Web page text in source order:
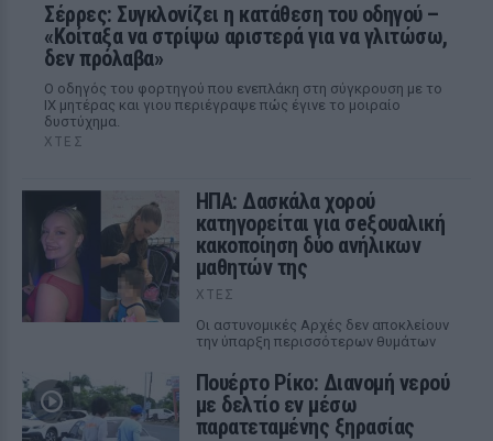
Σέρρες: Συγκλονίζει η κατάθεση του οδηγού –
«Κοίταξα να στρίψω αριστερά για να γλιτώσω,
δεν πρόλαβα»
Ο οδηγός του φορτηγού που ενεπλάκη στη σύγκρουση με το
ΙΧ μητέρας και γιου περιέγραψε πώς έγινε το μοιραίο
δυστύχημα.
ΧΤΕΣ
ΗΠΑ: Δασκάλα χορού
κατηγορείται για σeξουαλική
κακοποίηση δύο ανήλικων
μαθητών της
ΧΤΕΣ
Οι αστυνομικές Αρχές δεν αποκλείουν
την ύπαρξη περισσότερων θυμάτων
Πουέρτο Ρίκο: Διανομή νερού
με δελτίο εν μέσω
παρατεταμένης ξηρασίας